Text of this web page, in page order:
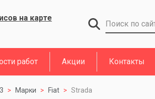
на карте
работ Акции Контакты
Марки Fiat Strada